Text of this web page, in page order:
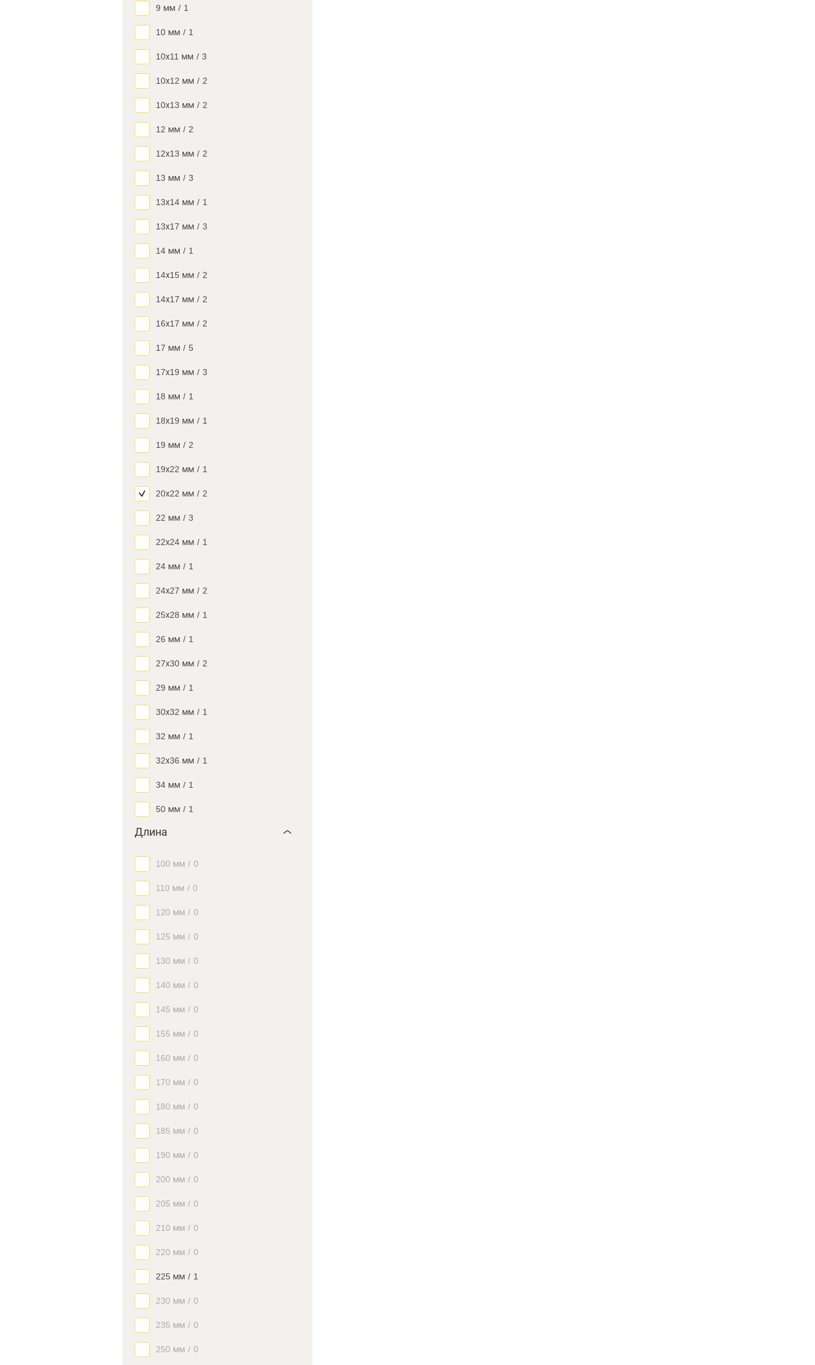
9 мм / 1
10 мм / 1
10х11 мм / 3
10х12 мм / 2
10х13 мм / 2
12 мм / 2
12х13 мм / 2
13 мм / 3
13х14 мм / 1
13х17 мм / 3
14 мм / 1
14х15 мм / 2
14х17 мм / 2
16х17 мм / 2
17 мм / 5
17х19 мм / 3
18 мм / 1
18х19 мм / 1
19 мм / 2
19х22 мм / 1
20х22 мм / 2
22 мм / 3
22х24 мм / 1
24 мм / 1
24х27 мм / 2
25х28 мм / 1
26 мм / 1
27х30 мм / 2
29 мм / 1
30х32 мм / 1
32 мм / 1
32х36 мм / 1
34 мм / 1
50 мм / 1
Длина
100 мм / 0
110 мм / 0
120 мм / 0
125 мм / 0
130 мм / 0
140 мм / 0
145 мм / 0
155 мм / 0
160 мм / 0
170 мм / 0
180 мм / 0
185 мм / 0
190 мм / 0
200 мм / 0
205 мм / 0
210 мм / 0
220 мм / 0
225 мм / 1
230 мм / 0
235 мм / 0
250 мм / 0